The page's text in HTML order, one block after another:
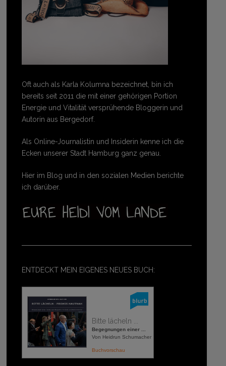
Oft auch als Karla Kolumna bezeichnet, bin ich
bereits seit 2011 die mit einer gehörigen Portion
Energie und Vitalität versprühende Bloggerin und
Autorin aus Bergedorf.
Als Online-Journalistin und Insiderin kenne ich die
Ecken unserer Stadt Hamburg ganz genau.
Hier im Blog und in den sozialen Medien berichte
ich darüber.
ENTDECKT MEIN EIGENES NEUES BUCH:
Bitte lächeln ...
Begegnungen einer ...
Von Heidrun Schumacher
Buchvorschau